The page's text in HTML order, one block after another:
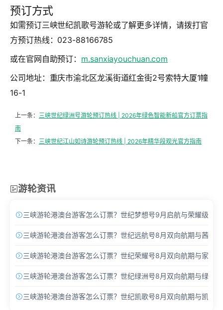
预订方式
如需预订三峡世纪凯歌号游轮或了解更多详情，请拨打官
方预订热线： 023-88166785
或在官网自助预订： m.sanxiayouchuan.com
公司地址：重庆市渝北区龙溪街道红金街2号索特大厦1幢
16-1
上一条： 三峡世纪绿洲号游轮预订热线 | 2026年绿色智能新船官方订票指
南
下一条： 三峡世纪江山如诗游轮预订热线 | 2026年精华段观光官方指南
 游轮资讯
三峡游轮港澳台游客怎么订票？世纪梦想号9月启航与荣耀级Pro
三峡游轮港澳台游客怎么订票？世纪远航号8月双向航期与茜茜
三峡游轮港澳台游客怎么订票？世纪荣耀号8月双向航期与家庭
三峡游轮港澳台游客怎么订票？世纪绿洲号8月双向航期与绿洲
三峡游轮港澳台游客怎么订票？世纪凯歌号8月双向航期与凯歌